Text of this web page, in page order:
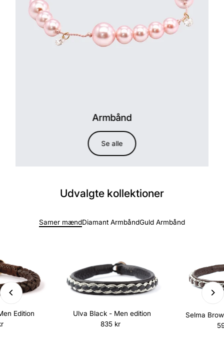
Armbånd
Se alle
Udvalgte kollektioner
Samer mændDiamant ArmbåndGuld Armbånd
Ulva Black - Men edition
Regular
835 kr
Selma
Edition